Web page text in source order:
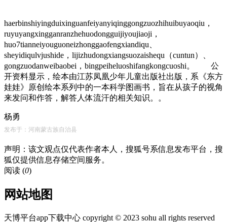
haerbinshiyingduixinguanfeiyanyiqinggongzuozhihuibuyaoqiu，
ruyuyangxingganranzhehuodongguijiyoujiaoji，
huo7tianneiyouguoneizhonggaofengxiandiqu、
sheyidiqulvjushide，lijizhudongxiangsuozaishequ（cuntun）、
gongzuodanweibaobei，bingpeiheluoshifangkongcuoshi。 公
开资料显示，绘本由江苏凤凰少年儿童出版社出版，系《东方
娃娃》原创绘本系列中的一本科学图画书，旨在从孩子的视角
来发问和作答，解答人体流汗的相关知识。。
杨勇
发布于：河南蒙古族自治县
声明：该文观点仅代表作者本人，搜狐号系信息发布平台，搜
狐仅提供信息存储空间服务。
阅读 (0)
网站地图
天博平台app下载中心 copyright © 2023 sohu all rights reserved